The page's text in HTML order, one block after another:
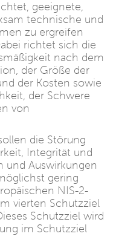
geeignete,
technische und
zu ergreifen
richtet sich die
nach dem
der Größe der
der Kosten sowie
der Schwere
von
die Störung
Integrität und
und Auswirkungen
gering
NIS-2-
vierten Schutzziel
Schutzziel wird
im Schutzziel